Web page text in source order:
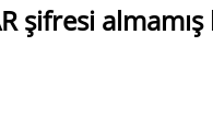
şifresi